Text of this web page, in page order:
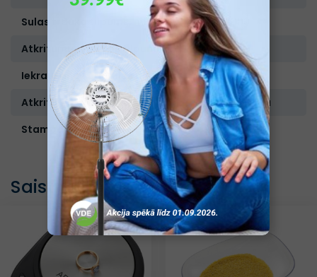
Sulas trauka tilpums, ml.:
2000
Atkritumu tvertnes tilpums, l:
2
Iekraušanas caurules diametrs, mm:
75
Atkritumu tvertnes tips:
Atsevišķa
Stampa:
Ir
Saistītās preces